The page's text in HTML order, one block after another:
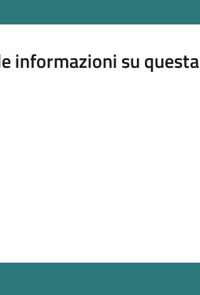
informazioni su questa